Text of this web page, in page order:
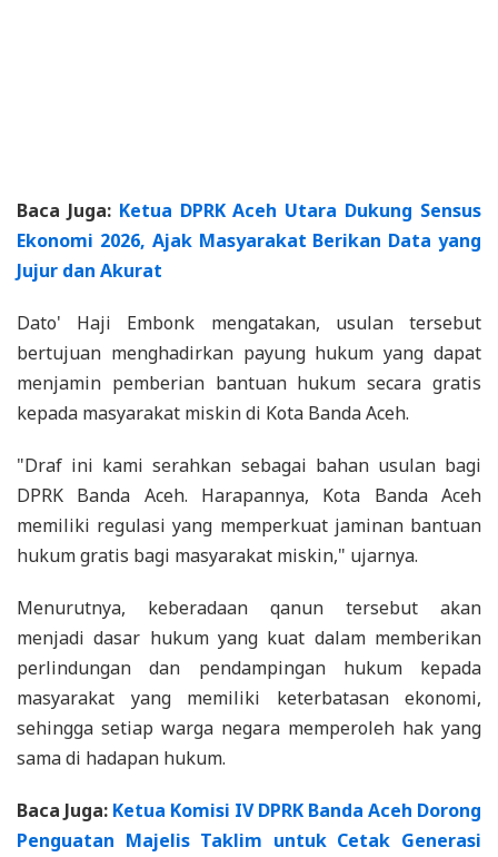
Baca Juga: Ketua DPRK Aceh Utara Dukung Sensus
Ekonomi 2026, Ajak Masyarakat Berikan Data yang
Jujur dan Akurat
Dato' Haji Embonk mengatakan, usulan tersebut
bertujuan menghadirkan payung hukum yang dapat
menjamin pemberian bantuan hukum secara gratis
kepada masyarakat miskin di Kota Banda Aceh.
"Draf ini kami serahkan sebagai bahan usulan bagi
DPRK Banda Aceh. Harapannya, Kota Banda Aceh
memiliki regulasi yang memperkuat jaminan bantuan
hukum gratis bagi masyarakat miskin," ujarnya.
Menurutnya, keberadaan qanun tersebut akan
menjadi dasar hukum yang kuat dalam memberikan
perlindungan dan pendampingan hukum kepada
masyarakat yang memiliki keterbatasan ekonomi,
sehingga setiap warga negara memperoleh hak yang
sama di hadapan hukum.
Baca Juga: Ketua Komisi IV DPRK Banda Aceh Dorong
Penguatan Majelis Taklim untuk Cetak Generasi